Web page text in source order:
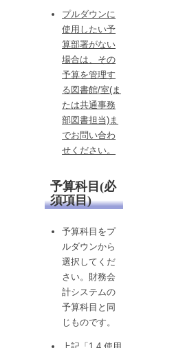
プルダウンに
使用したい予
算部署がない
場合は、その
予算を管理す
る図書館/室(ま
たは共通事務
部図書担当)ま
でお問い合わ
せください。
予算科目(必
須項目)
予算科目をプ
ルダウンから
選択してくだ
さい。財務会
計システムの
予算科目と同
じものです。